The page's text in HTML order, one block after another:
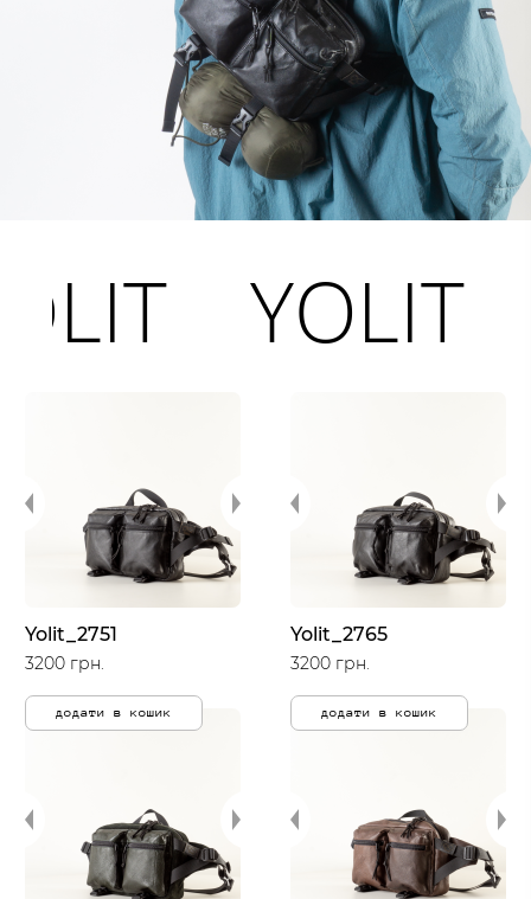
YOLIT
Yolit_2751
3200 грн.
додати в кошик
Yolit_2765
3200 грн.
додати в кошик